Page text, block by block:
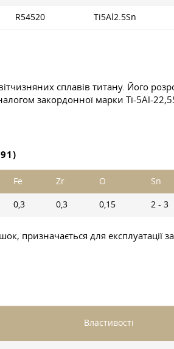
R54520 Ti5Al2.5Sn
сплавів титану. Його
закордонної марки Ti-5Al-
Fe Zr O Sn
0,3 0,3 0,15 2 - 3
призначається для експлуатації
Властивості